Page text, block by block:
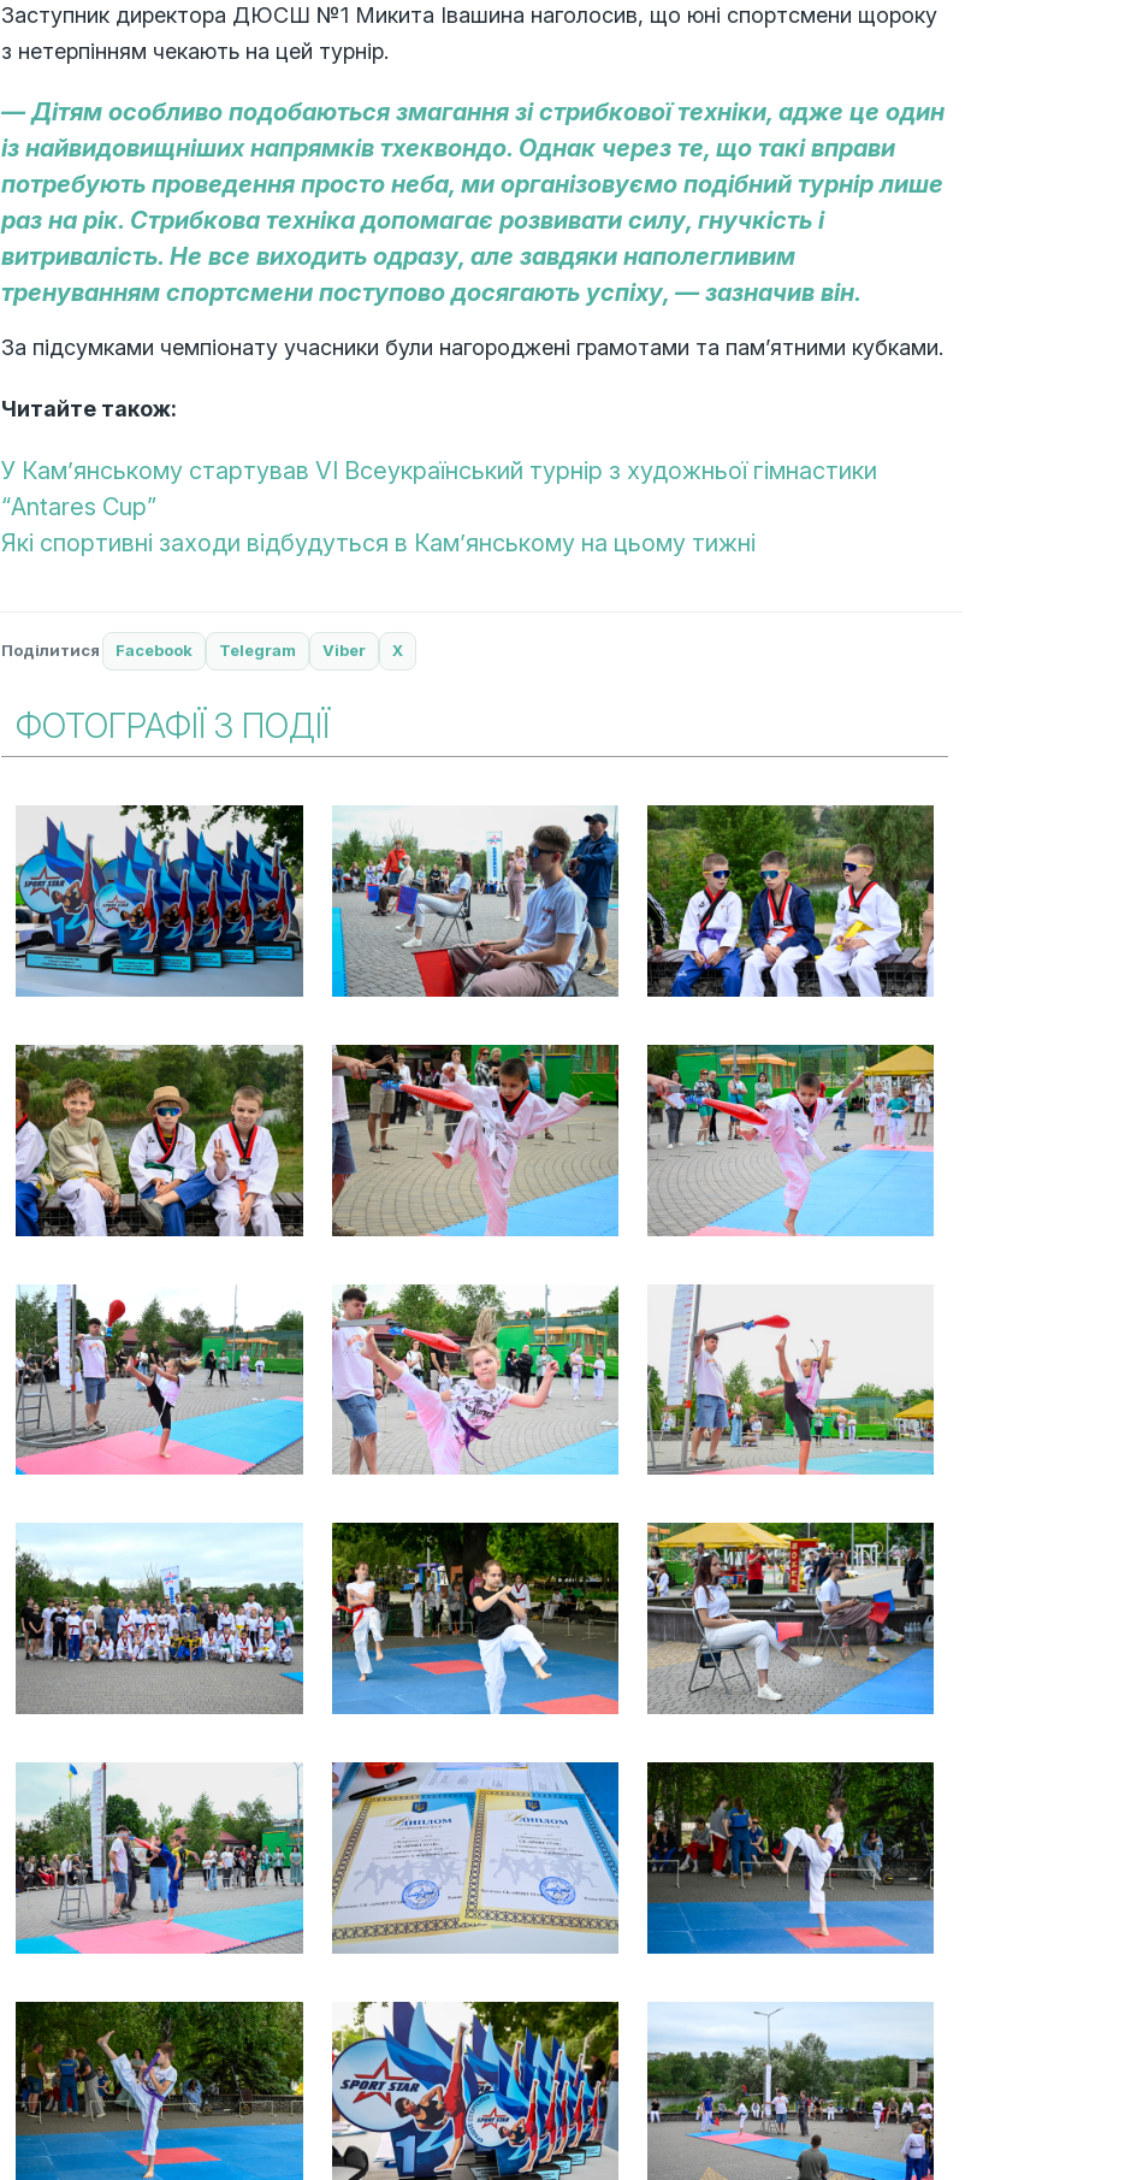
Заступник директора ДЮСШ №1 Микита Івашина наголосив, що юні спортсмени щороку
з нетерпінням чекають на цей турнір.
— Дітям особливо подобаються змагання зі стрибкової техніки, адже це один
із найвидовищніших напрямків тхеквондо. Однак через те, що такі вправи
потребують проведення просто неба, ми організовуємо подібний турнір лише
раз на рік. Стрибкова техніка допомагає розвивати силу, гнучкість і
витривалість. Не все виходить одразу, але завдяки наполегливим
тренуванням спортсмени поступово досягають успіху, — зазначив він.
За підсумками чемпіонату учасники були нагороджені грамотами та пам’ятними кубками.
Читайте також:
У Кам’янському стартував VІ Всеукраїнський турнір з художньої гімнастики
“Antares Cup”
Які спортивні заходи відбудуться в Кам’янському на цьому тижні
Поділитися Facebook Telegram Viber X
ФОТОГРАФІЇ З ПОДІЇ